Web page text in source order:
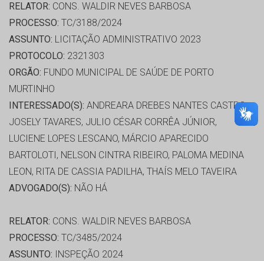
RELATOR: CONS. WALDIR NEVES BARBOSA
PROCESSO: TC/3188/2024
ASSUNTO: LICITAÇÃO ADMINISTRATIVO 2023
PROTOCOLO: 2321303
ORGÃO: FUNDO MUNICIPAL DE SAÚDE DE PORTO
MURTINHO
INTERESSADO(S): ANDREARA DREBES NANTES CASTRO,
JOSELY TAVARES, JULIO CÉSAR CORRÊA JÚNIOR,
LUCIENE LOPES LESCANO, MÁRCIO APARECIDO
BARTOLOTI, NELSON CINTRA RIBEIRO, PALOMA MEDINA
LEON, RITA DE CASSIA PADILHA, THAÍS MELO TAVEIRA
ADVOGADO(S): NÃO HÁ
RELATOR: CONS. WALDIR NEVES BARBOSA
PROCESSO: TC/3485/2024
ASSUNTO: INSPEÇÃO 2024